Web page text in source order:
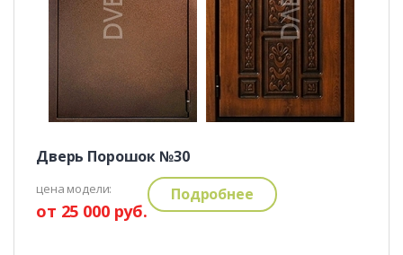
Дверь Порошок №30
цена модели:
от 25 000 руб.
Подробнее